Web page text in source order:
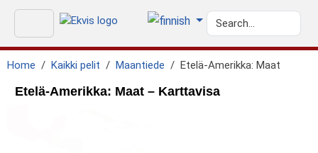
Home Kaikki pelit Maantiede Etelä-Amerikka: Maat
Etelä-Amerikka: Maat – Karttavisa